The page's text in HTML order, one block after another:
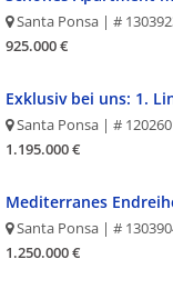
Santa Ponsa | #
925.000 €
Exklusiv bei uns: 1.
Santa Ponsa | #
1.195.000 €
Mediterranes
Santa Ponsa | #
1.250.000 €